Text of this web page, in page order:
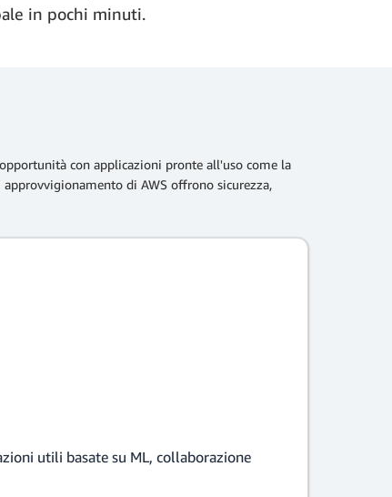
in pochi minuti.
con applicazioni pronte all'uso come la
di AWS offrono sicurezza,
utili basate su ML, collaborazione